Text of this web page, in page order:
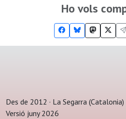
Ho vols
Des de 2012 · La Segarra (Catalonia)
Versió juny 2026